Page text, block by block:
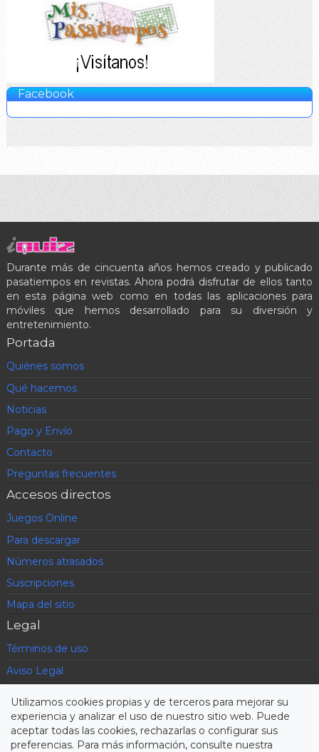
Facebook
Durante más de cincuenta años hemos creado y publicado
pasatiempos en revistas. Ahora podrá disfrutar de ellos tanto
en esta página web como en todas las aplicaciones para
móviles que hemos desarrollado para su diversión y
entretenimiento.
Portada
Quiénes somos
Qué hacemos
Noticias
Pago y Envío
Contacto
Preguntas frecuentes
Accesos directos
Juegos Online
Para descargar
Números atrasados
Suscripciones
Mapa del sitio
Legal
Términos de uso
Aviso Legal
Condiciones contratación
Cookies
Utilizamos cookies propias y de terceros para mejorar su
experiencia y analizar el uso de nuestro sitio web. Puede
aceptar todas las cookies, rechazarlas o configurar sus
preferencias. Para más información, consulte nuestra